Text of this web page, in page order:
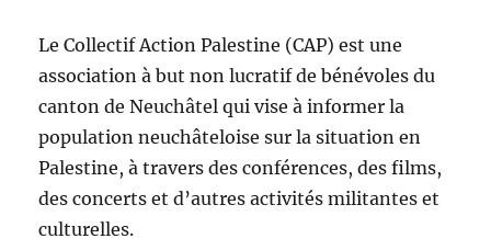
Le Collectif Action Palestine (CAP) est une
association à but non lucratif de bénévoles du
canton de Neuchâtel qui vise à informer la
population neuchâteloise sur la situation en
Palestine, à travers des conférences, des films,
des concerts et d’autres activités militantes et
culturelles.